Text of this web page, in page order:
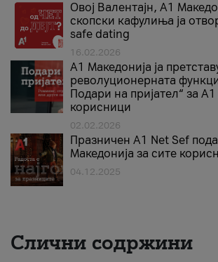
Овој Валентајн, A1
скопски кафулиња ја
safe dating
16.02.2026
А1 Македонија ја
револуционерната
Подари на пријател“ за
корисници
02.02.2026
Празничен A1 Net Sеf
Македонија за сите
04.12.2025
Слични содржини